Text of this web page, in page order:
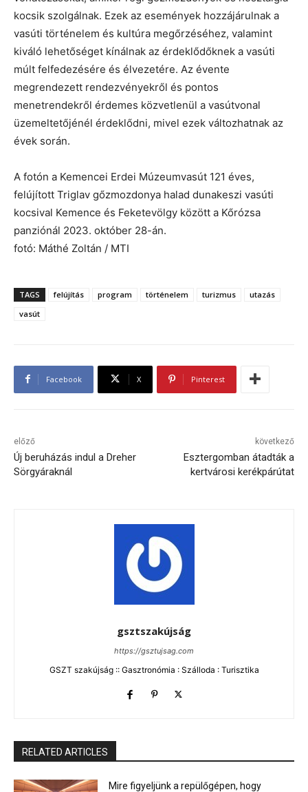
kocsik szolgálnak. Ezek az események hozzájárulnak a
vasúti történelem és kultúra megőrzéséhez, valamint
kiváló lehetőséget kínálnak az érdeklődőknek a vasúti
múlt felfedezésére és élvezetére. Az évente
megrendezett rendezvényekről és pontos
menetrendekről érdemes közvetlenül a vasútvonal
üzemeltetőjénél érdeklődni, mivel ezek változhatnak az
évek során.
A fotón a Kemencei Erdei Múzeumvasút 121 éves,
felújított Triglav gőzmozdonya halad dunakeszi vasúti
kocsival Kemence és Feketevölgy között a Kőrózsa
panziónál 2023. október 28-án.
fotó: Máthé Zoltán / MTI
TAGS felújítás program történelem turizmus
utazás
vasút
Facebook X Pinterest
előző
Új beruházás indul a Dreher
Sörgyáraknál
következő
Esztergomban átadták a
kertvárosi kerékpárútat
gsztszakújság
https://gsztujsag.com
GSZT szakújság :: Gasztronómia : Szálloda : Turisztika
RELATED ARTICLES
Mire figyeljünk a repülőgépen, hogy